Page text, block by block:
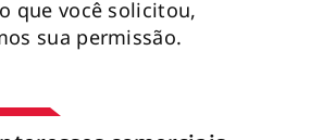
que você solicitou,
sua permissão.